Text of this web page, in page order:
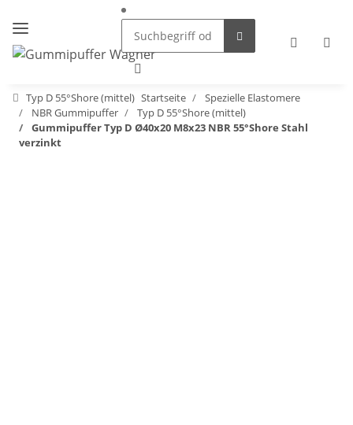
Typ D 55°Shore (mittel) Startseite
Spezielle Elastomere
NBR Gummipuffer
Typ D 55°Shore (mittel)
Gummipuffer Typ D Ø40x20 M8x23 NBR 55°Shore Stahl
verzinkt